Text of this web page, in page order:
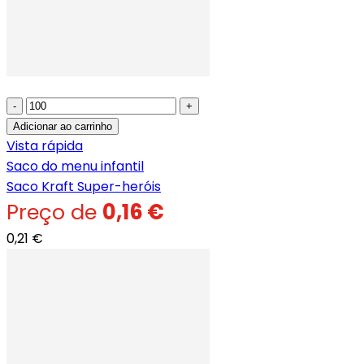
-
+
Adicionar ao carrinho
Vista rápida
Saco do menu infantil
Saco Kraft Super-heróis
Preço de 0,16 €
0,21 €